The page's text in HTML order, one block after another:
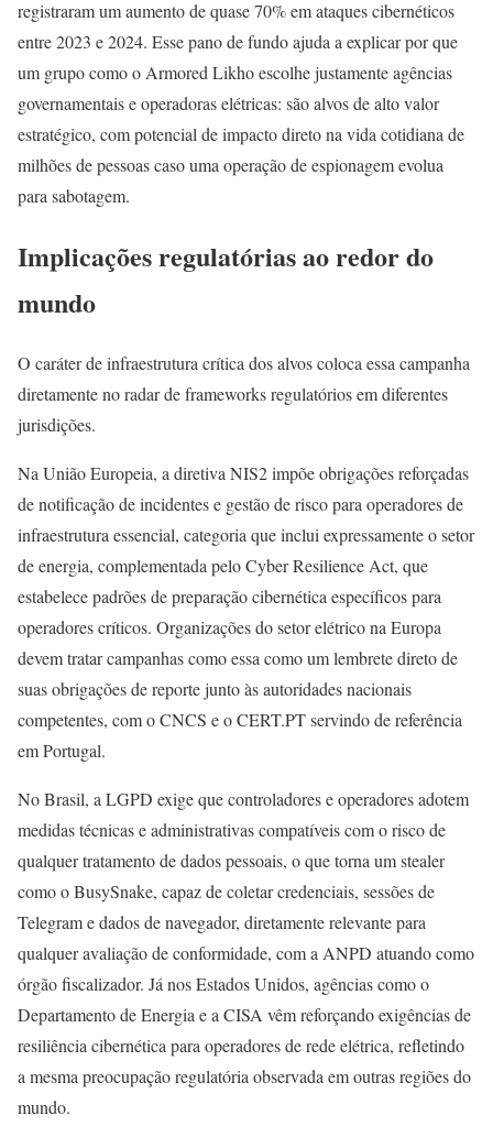
registraram um aumento de quase 70% em ataques cibernéticos
entre 2023 e 2024. Esse pano de fundo ajuda a explicar por que
um grupo como o Armored Likho escolhe justamente agências
governamentais e operadoras elétricas: são alvos de alto valor
estratégico, com potencial de impacto direto na vida cotidiana de
milhões de pessoas caso uma operação de espionagem evolua
para sabotagem.
Implicações regulatórias ao redor do
mundo
O caráter de infraestrutura crítica dos alvos coloca essa campanha
diretamente no radar de frameworks regulatórios em diferentes
jurisdições.
Na União Europeia, a diretiva NIS2 impõe obrigações reforçadas
de notificação de incidentes e gestão de risco para operadores de
infraestrutura essencial, categoria que inclui expressamente o setor
de energia, complementada pelo Cyber Resilience Act, que
estabelece padrões de preparação cibernética específicos para
operadores críticos. Organizações do setor elétrico na Europa
devem tratar campanhas como essa como um lembrete direto de
suas obrigações de reporte junto às autoridades nacionais
competentes, com o CNCS e o CERT.PT servindo de referência
em Portugal.
No Brasil, a LGPD exige que controladores e operadores adotem
medidas técnicas e administrativas compatíveis com o risco de
qualquer tratamento de dados pessoais, o que torna um stealer
como o BusySnake, capaz de coletar credenciais, sessões de
Telegram e dados de navegador, diretamente relevante para
qualquer avaliação de conformidade, com a ANPD atuando como
órgão fiscalizador. Já nos Estados Unidos, agências como o
Departamento de Energia e a CISA vêm reforçando exigências de
resiliência cibernética para operadores de rede elétrica, refletindo
a mesma preocupação regulatória observada em outras regiões do
mundo.